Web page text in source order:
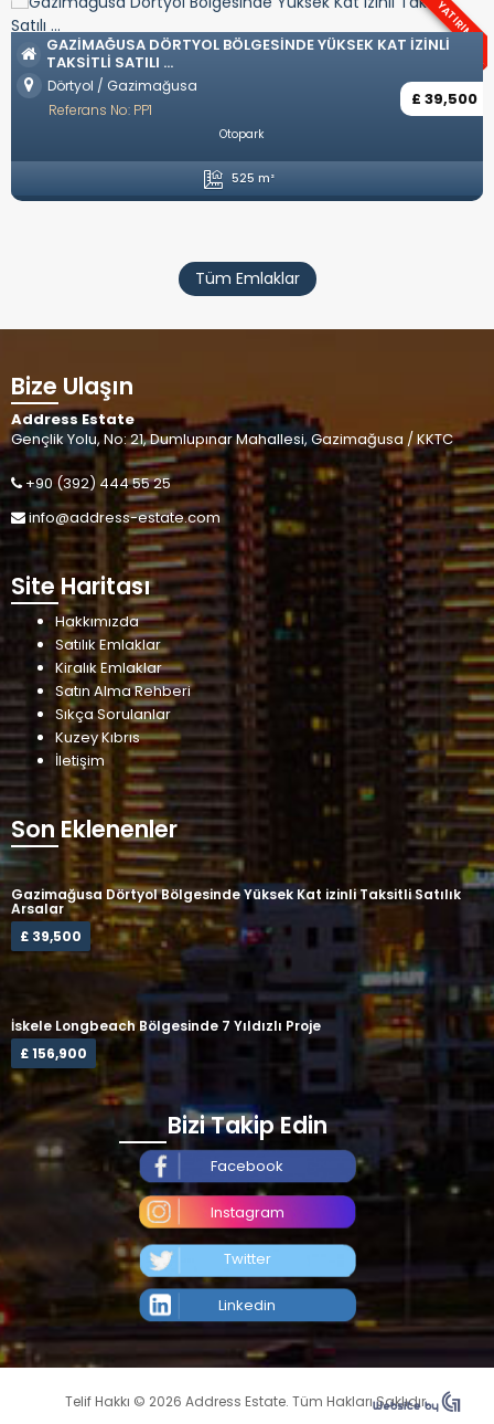
YATIRIM
DÖRTYOL BÖLGESINDE YÜKSEK KAT IZINLI
SATILI ...
/ Gazimağusa
£ 39,500
No: PP1
525 m²
Tüm Emlaklar
Bize Ulaşın
Address Estate
Gençlik Yolu, No: 21, Dumlupınar Mahallesi, Gazimağusa / KKTC
+90 (392) 444 55 25
info@address-estate.com
Site Haritası
Hakkımızda
Satılık Emlaklar
Kiralık Emlaklar
Satın Alma Rehberi
Sıkça Sorulanlar
Kuzey Kıbrıs
İletişim
Son Eklenenler
Gazimağusa Dörtyol Bölgesinde Yüksek Kat izinli Taksitli Satılık
Arsalar
£ 39,500
İskele Longbeach Bölgesinde 7 Yıldızlı Proje
£ 156,900
Bizi Takip Edin
Facebook
Instagram
Twitter
Linkedin
Telif Hakkı © 2026 Address Estate. Tüm Hakları Saklıdır.